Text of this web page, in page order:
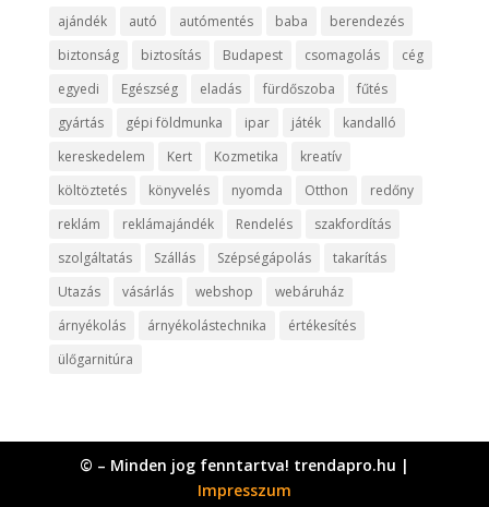
ajándék autó autómentés baba
berendezés
biztonság
biztosítás Budapest csomagolás
cég
egyedi
Egészség eladás fürdőszoba
fűtés
gyártás
gépi földmunka ipar játék
kandalló
kereskedelem
Kert Kozmetika
kreatív
költöztetés
könyvelés nyomda Otthon
redőny
reklám
reklámajándék Rendelés
szakfordítás
szolgáltatás
Szállás Szépségápolás
takarítás
Utazás
vásárlás webshop
webáruház
árnyékolás
árnyékolástechnika
értékesítés
ülőgarnitúra
© – Minden jog fenntartva! trendapro.hu |
Impresszum